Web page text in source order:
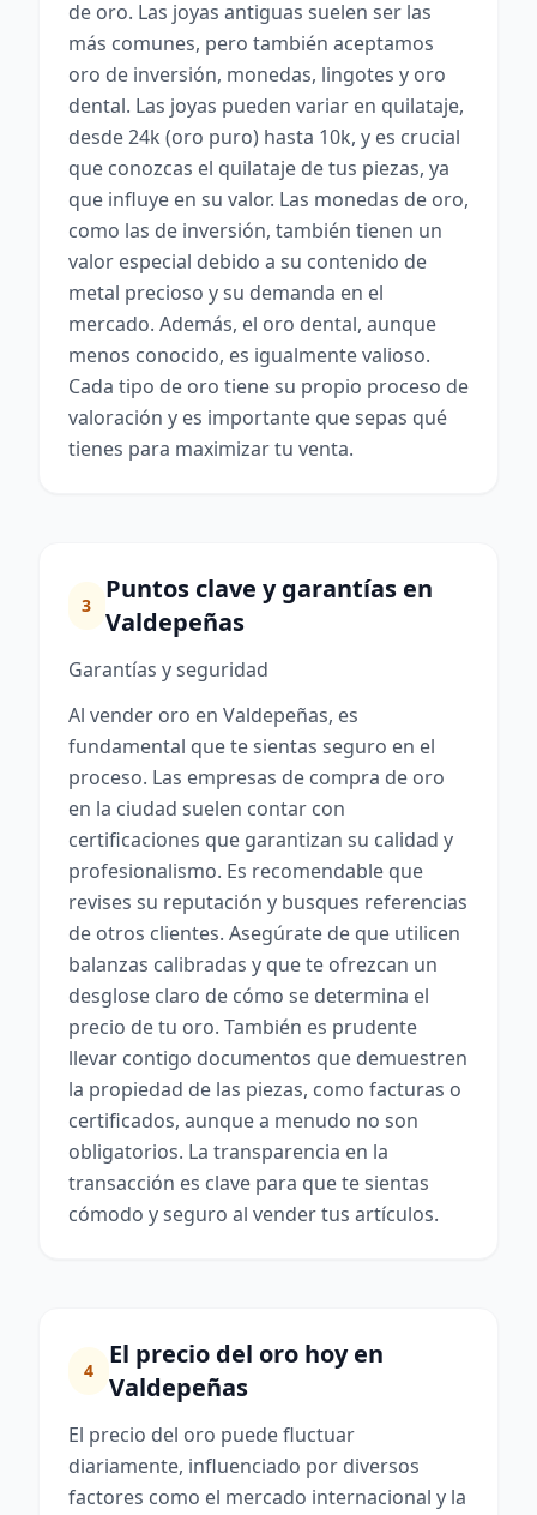
de oro. Las joyas antiguas suelen ser las
más comunes, pero también aceptamos
oro de inversión, monedas, lingotes y oro
dental. Las joyas pueden variar en quilataje,
desde 24k (oro puro) hasta 10k, y es crucial
que conozcas el quilataje de tus piezas, ya
que influye en su valor. Las monedas de oro,
como las de inversión, también tienen un
valor especial debido a su contenido de
metal precioso y su demanda en el
mercado. Además, el oro dental, aunque
menos conocido, es igualmente valioso.
Cada tipo de oro tiene su propio proceso de
valoración y es importante que sepas qué
tienes para maximizar tu venta.
3
Puntos clave y garantías en
Valdepeñas
Garantías y seguridad
Al vender oro en Valdepeñas, es
fundamental que te sientas seguro en el
proceso. Las empresas de compra de oro
en la ciudad suelen contar con
certificaciones que garantizan su calidad y
profesionalismo. Es recomendable que
revises su reputación y busques referencias
de otros clientes. Asegúrate de que utilicen
balanzas calibradas y que te ofrezcan un
desglose claro de cómo se determina el
precio de tu oro. También es prudente
llevar contigo documentos que demuestren
la propiedad de las piezas, como facturas o
certificados, aunque a menudo no son
obligatorios. La transparencia en la
transacción es clave para que te sientas
cómodo y seguro al vender tus artículos.
4
El precio del oro hoy en
Valdepeñas
El precio del oro puede fluctuar
diariamente, influenciado por diversos
factores como el mercado internacional y la